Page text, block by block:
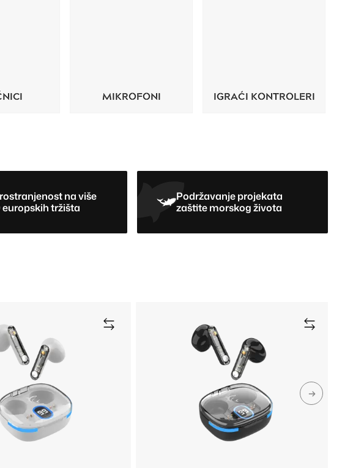
MIKROFONI IGRAĆI KONTROLERI
na više
europskih tržišta
Podržavanje projekata
zaštite morskog života